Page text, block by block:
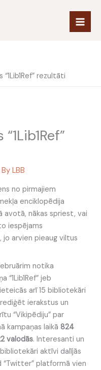
rezultāti
ByLBB
no pirmajiem
enciklopēdija
avotā, nākas spriest, vai
iespējams
jo arvien pieaug viltus
notika
“1Lib1Ref” jeb
arī 15 bibliotekāri
ierakstus un
“Vikipēdiju” par
kampaņas laikā 824
valodās. Interesanti un
aktīvi dalījās
“Twitter” platformā vien